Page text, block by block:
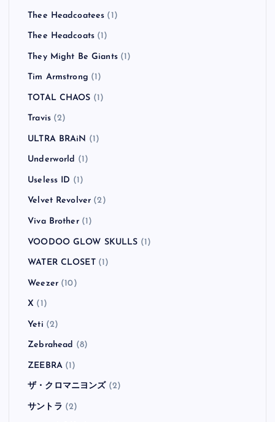
Thee Headcoatees (1)
Thee Headcoats (1)
They Might Be Giants(1)
Tim Armstrong (1)
TOTAL CHAOS (1)
Travis(2)
ULTRA BRAiN (1)
Underworld (1)
Useless ID (1)
Velvet Revolver (2)
Viva Brother(1)
VOODOO GLOW SKULLS (1)
WATER CLOSET(1)
Weezer(10)
X (1)
Yeti (2)
Zebrahead (8)
ZEEBRA(1)
ザ・クロマニヨンズ (2)
サントラ (2)